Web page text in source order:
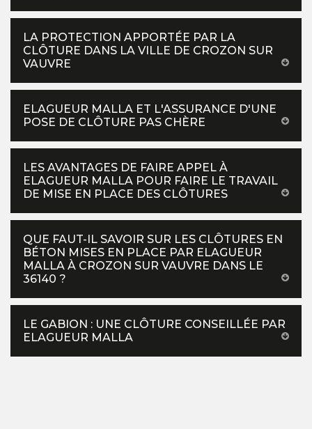
LA PROTECTION APPORTÉE PAR LA
CLÔTURE DANS LA VILLE DE CROZON SUR
VAUVRE
ELAGUEUR MALLA ET L'ASSURANCE D'UNE
POSE DE CLÔTURE PAS CHÈRE
LES AVANTAGES DE FAIRE APPEL À
ELAGUEUR MALLA POUR FAIRE LE TRAVAIL
DE MISE EN PLACE DES CLÔTURES
QUE FAUT-IL SAVOIR SUR LES CLÔTURES EN
BÉTON MISES EN PLACE PAR ELAGUEUR
MALLA À CROZON SUR VAUVRE DANS LE
36140 ?
LE GABION : UNE CLÔTURE CONSEILLÉE PAR
ELAGUEUR MALLA